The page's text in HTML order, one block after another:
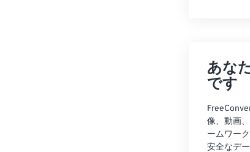
あな
です
像、動画
ームワー
安全なデ